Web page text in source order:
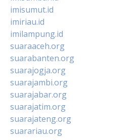
imisumut.id
imiriau.id
imilampung.id
suaraaceh.org
suarabanten.org
suarajogja.org
suarajambi.org
suarajabar.org
suarajatim.org
suarajateng.org
suarariau.org